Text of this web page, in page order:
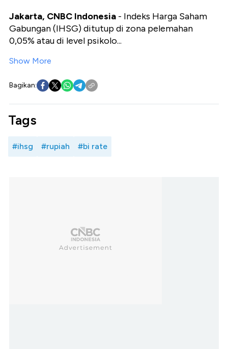
Jakarta, CNBC Indonesia - Indeks Harga Saham
Gabungan (IHSG) ditutup di zona pelemahan
0,05% atau di level psikolo...
Show More
Bagikan:
Tags
#ihsg #rupiah #bi rate